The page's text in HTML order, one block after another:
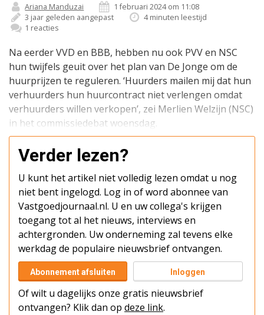
Ariana Manduzai
1 februari 2024 om 11:08
3 jaar geleden aangepast
4 minuten leestijd
1 reacties
Na eerder VVD en BBB, hebben nu ook PVV en NSC
hun twijfels geuit over het plan van De Jonge om de
huurprijzen te reguleren. ‘Huurders mailen mij dat hun
verhuurders hun huurcontract niet verlengen omdat
verhuurders willen verkopen’, zei Merlien Welzijn (NSC)
in het commissiedebat woensdag.
Verder lezen?
U kunt het artikel niet volledig lezen omdat u nog
niet bent ingelogd. Log in of word abonnee van
Vastgoedjournaal.nl. U en uw collega's krijgen
toegang tot al het nieuws, interviews en
achtergronden. Uw onderneming zal tevens elke
werkdag de populaire nieuwsbrief ontvangen.
Abonnement afsluiten Inloggen
Of wilt u dagelijks onze gratis nieuwsbrief
ontvangen? Klik dan op deze link.